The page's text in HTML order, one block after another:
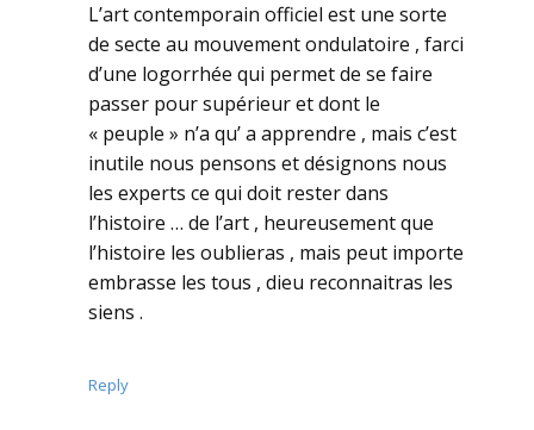
L’art contemporain officiel est une sorte
de secte au mouvement ondulatoire , farci
d’une logorrhée qui permet de se faire
passer pour supérieur et dont le
« peuple » n’a qu’ a apprendre , mais c’est
inutile nous pensons et désignons nous
les experts ce qui doit rester dans
l’histoire … de l’art , heureusement que
l’histoire les oublieras , mais peut importe
embrasse les tous , dieu reconnaitras les
siens .
Reply